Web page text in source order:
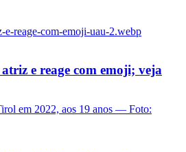
e reage com emoji; veja